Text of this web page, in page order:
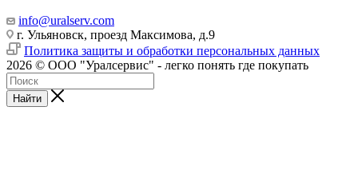
info@uralserv.com
г. Ульяновск, проезд Максимова, д.9
Политика защиты и обработки персональных данных
2026 © ООО "Уралсервис" - легко понять где покупать
Найти